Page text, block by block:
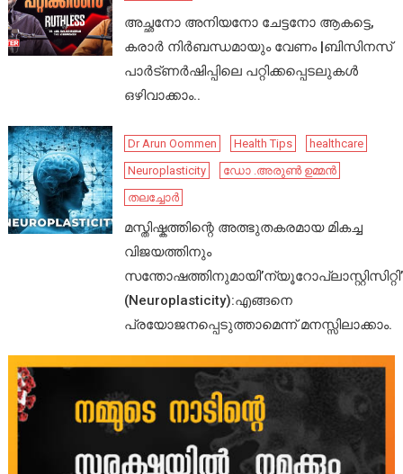
അച്ഛനോ അനിയനോ ചേട്ടനോ ആകട്ടെ,
കരാർ നിർബന്ധമായും വേണം |ബിസിനസ്
പാർട്ണർഷിപ്പിലെ പറ്റിക്കപ്പെടലുകൾ
ഒഴിവാക്കാം..
Dr Arun Oommen Health Tips
healthcare
Neuroplasticity
ഡോ .അരുൺ ഉമ്മൻ
തലച്ചോർ
മസ്തിഷ്കത്തിന്റെ അത്ഭുതകരമായ മികച്ച
വിജയത്തിനും
സന്തോഷത്തിനുമായി’ന്യൂറോപ്ലാസ്റ്റിസിറ്റി’
(Neuroplasticity):എങ്ങനെ
പ്രയോജനപ്പെടുത്താമെന്ന് മനസ്സിലാക്കാം.